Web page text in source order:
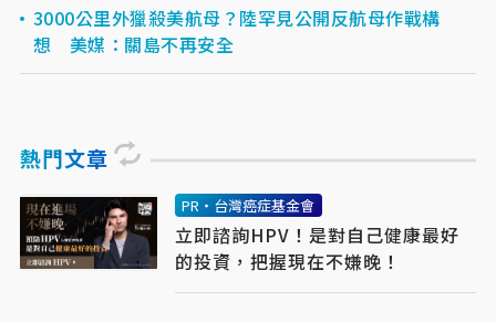
3000公里外獵殺美航母？陸罕見公開反航母作戰構
想 美媒：關島不再安全
熱門文章
PR・台灣癌症基金會
立即諮詢HPV！是對自己健康最好
的投資，把握現在不嫌晚！